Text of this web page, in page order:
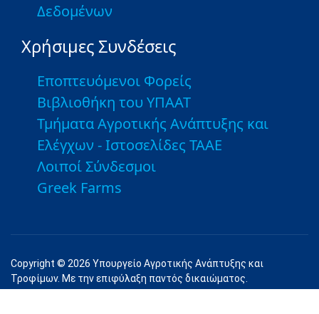
Δεδομένων
Χρήσιμες Συνδέσεις
Εποπτευόμενοι Φορείς
Βιβλιοθήκη του ΥΠΑΑΤ
Τμήματα Αγροτικής Ανάπτυξης και
Ελέγχων - Ιστοσελίδες ΤΑΑΕ
Λοιποί Σύνδεσμοι
Greek Farms
Copyright © 2026 Υπουργείο Αγροτικής Ανάπτυξης και
Τροφίμων. Με την επιφύλαξη παντός δικαιώματος.